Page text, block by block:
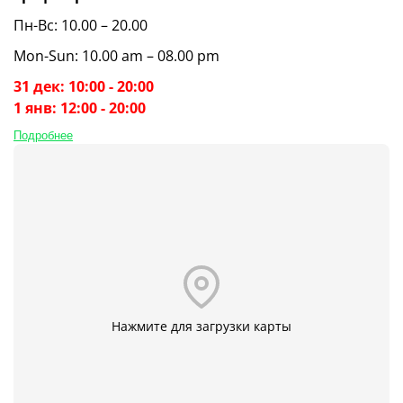
Пн-Вс: 10.00 – 20.00
Mon-Sun: 10.00 am – 08.00 pm
31 дек: 10:00 - 20:00
1 янв: 12:00 - 20:00
Подробнее
Нажмите для загрузки карты